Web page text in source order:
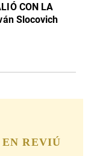
CON LA
Slocovich